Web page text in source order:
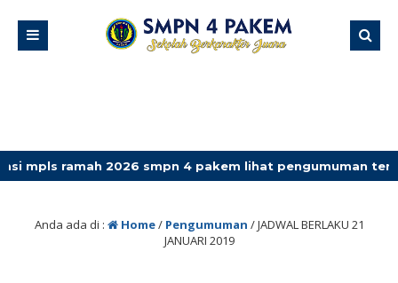
2026 smpn 4 pakem lihat pengumuman terbaru
Anda ada di : Home/ Pengumuman /JADWAL BERLAKU 21
JANUARI 2019